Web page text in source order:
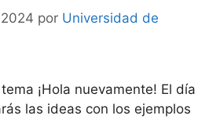
por Universidad de
¡Hola nuevamente! El día
las ideas con los ejemplos